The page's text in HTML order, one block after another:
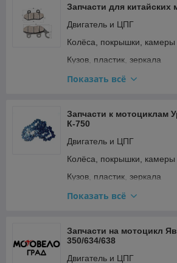
Прочее
Ремкомплекты, прокладки,
Сиденья
Стартер и кикстартер
Топливная система и
Трансмиссия (сцепление,
Фильтры
Электрооборудование и
Запчасти для китайских
Двигатель и ЦПГ
Колёса, покрышки, камеры
Кузов, пластик, зеркала
Освещение и поворотники
Прочее
Сиденья
Стартер и кикстартер
Топливная система и
Тормозная система
Фильтры
Электрооборудование и
Показать всё
Запчасти к мотоциклам
К-750
Двигатель и ЦПГ
Колёса, покрышки, камеры
Кузов, пластик, зеркала
Освещение и поворотники
Прочее
Показать всё
Запчасти на мотоцикл
350/634/638
Двигатель и ЦПГ